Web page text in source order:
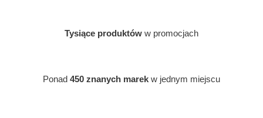
Tysiące produktów w promocjach
Ponad 450 znanych marek w jednym miejscu